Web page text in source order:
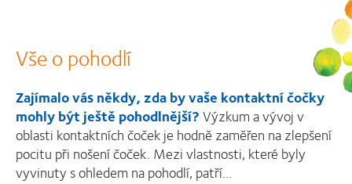
Vše o pohodlí
Zajímalo vás někdy, zda by vaše kontaktní čočky
mohly být ještě pohodlnější?Výzkum a vývoj v
oblasti kontaktních čoček je hodně zaměřen na zlepšení
pocitu při nošení čoček. Mezi vlastnosti, které byly
vyvinuty s ohledem na pohodlí, patří...